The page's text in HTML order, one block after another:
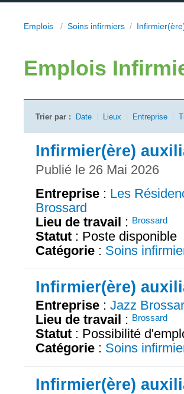
Emplois / Soins infirmiers /
Emplois
Trier par : Date Lieux Entreprise
Infirmier(ère)
Publié le 26 Mai 2026
Entreprise : Les
Brossard
Lieu de travail : Brossard
Statut : Poste disponible
Catégorie : Soins
Infirmier(ère)
Entreprise : Jazz
Lieu de travail : Brossard
Statut : Possibilité
Catégorie : Soins
Infirmier(ère)